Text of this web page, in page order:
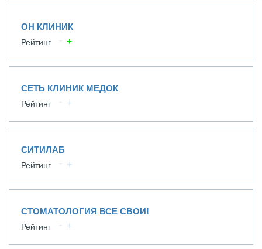
ОН КЛИНИК
Рейтинг
СЕТЬ КЛИНИК МЕДОК
Рейтинг
СИТИЛАБ
Рейтинг
СТОМАТОЛОГИЯ ВСЕ СВОИ!
Рейтинг